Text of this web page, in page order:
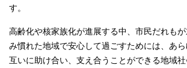
す。
高齢化や核家族化が進展する中、市民だれも
み慣れた地域で安心して過ごすためには、あ
互いに助け合い、支え合うことができる地域